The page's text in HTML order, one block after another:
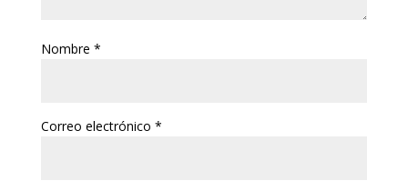
Nombre *
Correo electrónico *